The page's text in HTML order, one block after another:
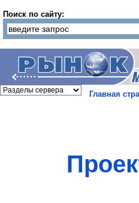
Поиск по сайту:
Главная